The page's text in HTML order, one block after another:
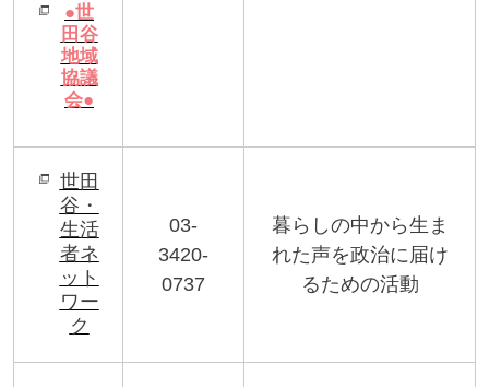
●世
田谷
地域
協議
会●
世田
谷・
生活
者ネ
ット
ワー
ク
03-
3420-
0737
暮らしの中から生ま
れた声を政治に届け
るための活動